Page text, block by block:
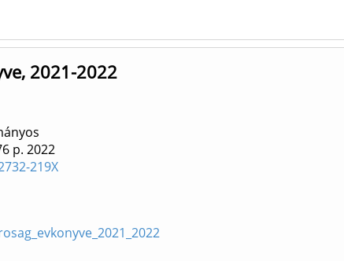
2021-2022
p. 2022
219X